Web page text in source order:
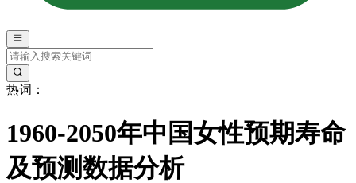
热词：
1960-2050年中国女性预期寿命
及预测数据分析